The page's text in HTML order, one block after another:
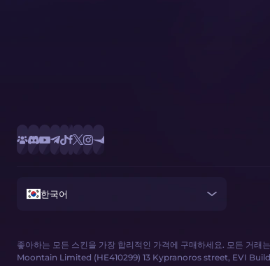
좋아하는 모든 스킨을 가장 합리적인 가격에 구매하세요. 모든 거래
Moontain Limited (HE410299) 13 Kypranoros street, EVI
한국어